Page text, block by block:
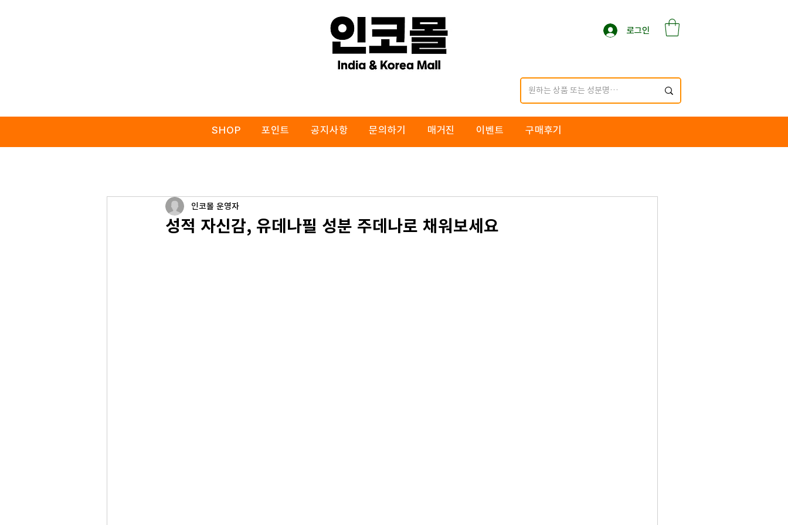
로그인
SHOP 포인트 공지사항 문의하기 매거진 이벤트 구매후기
성적 자신감, 유데나필 성분 주데나로 채워보세요
인코몰 운영자